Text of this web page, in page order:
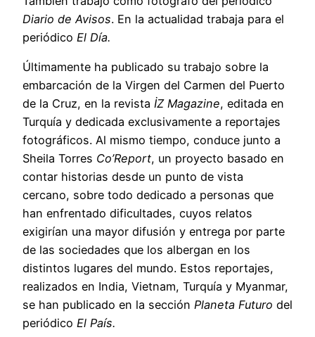
Diario de Avisos. En la actualidad trabaja para el
periódico El Día.
Últimamente ha publicado su trabajo sobre la
embarcación de la Virgen del Carmen del Puerto
de la Cruz, en la revista İZ Magazine, editada en
Turquía y dedicada exclusivamente a reportajes
fotográficos. Al mismo tiempo, conduce junto a
Sheila Torres Co’Report, un proyecto basado en
contar historias desde un punto de vista
cercano, sobre todo dedicado a personas que
han enfrentado dificultades, cuyos relatos
exigirían una mayor difusión y entrega por parte
de las sociedades que los albergan en los
distintos lugares del mundo. Estos reportajes,
realizados en India, Vietnam, Turquía y Myanmar,
se han publicado en la sección Planeta Futuro del
periódico El País.